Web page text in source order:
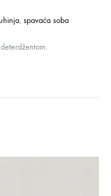
, spavaća soba